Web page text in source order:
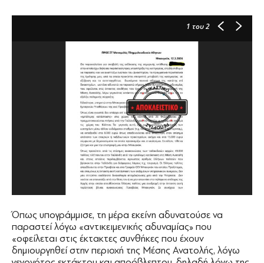
1 του 2
Όπως υπογράμμισε, τη μέρα εκείνη αδυνατούσε να
παραστεί λόγω «αντικειμενικής αδυναμίας» που
«οφείλεται στις έκτακτες συνθήκες που έχουν
δημιουργηθεί στην περιοχή της Μέσης Ανατολής, λόγω